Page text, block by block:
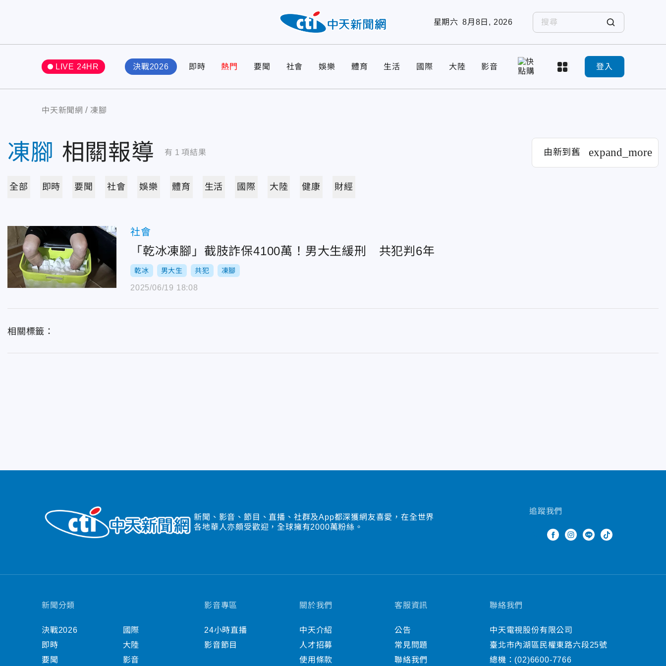
星期六 8月8日, 2026
LIVE 24HR 決戰2026 即時 熱門 要聞 社會 娛樂 體育 生活 國際 大陸 影音 登入
中天新聞網 凍腳
凍腳 相關報導 有 1 項結果 由新到舊 expand_more
全部 即時 要聞 社會 娛樂 體育 生活 國際 大陸 健康 財經
社會
「乾冰凍腳」截肢詐保4100萬！男大生緩刑 共犯判6年
乾冰 男大生 共犯 凍腳
2025/06/19 18:08
相關標籤：
新聞、影音、節目、直播、社群及App都深獲網友喜愛，在全世界
各地華人亦頗受歡迎，全球擁有2000萬粉絲。
追蹤我們
新聞分類
決戰2026
即時
要聞
國際
大陸
影音
影音專區
24小時直播
影音節目
關於我們
中天介紹
人才招募
使用條款
客服資訊
公告
常見問題
聯絡我們
聯絡我們
中天電視股份有限公司
臺北市內湖區民權東路六段25號
總機： (02)6600-7766